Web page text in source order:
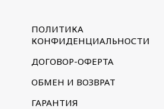
ПОЛИТИКА
КОНФИДЕНЦИАЛЬНОСТИ
ДОГОВОР-ОФЕРТА
ОБМЕН И ВОЗВРАТ
ГАРАНТИЯ